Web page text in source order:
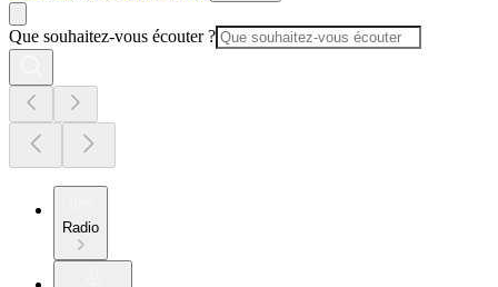
Que souhaitez-vous écouter ?
Radio